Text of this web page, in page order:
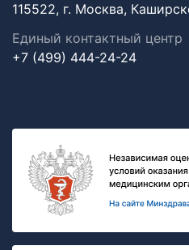
115522, г. Москва,
Единый контактный центр
+7 (499) 444-24-24